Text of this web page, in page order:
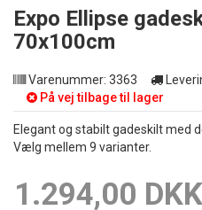
Expo Ellipse
70x100cm
Varenummer: 3363
På vej tilbage til lager
Elegant og stabilt gadeskilt med
Vælg mellem 9 varianter.
1.294,00 DKK